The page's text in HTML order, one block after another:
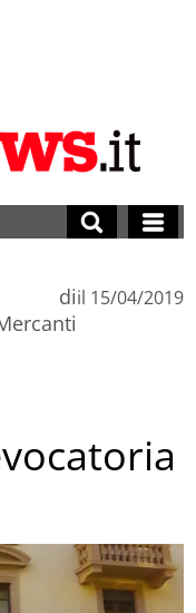
diil 15/04/2019